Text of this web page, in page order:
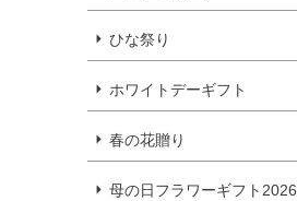
ひな祭り
ホワイトデーギフト
春の花贈り
母の日フラワーギフト2026